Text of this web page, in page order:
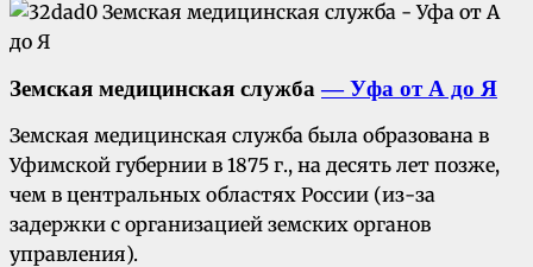
Земская медицинская служба— Уфа от А до Я
Земская медицинская служба была образована в
Уфимской губернии в 1875 г., на десять лет позже,
чем в центральных областях России (из-за
задержки с организацией земских органов
управления).